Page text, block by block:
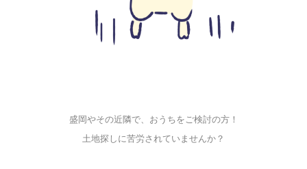
盛岡やその近隣で、おうちをご検討の方！
土地探しに苦労されていませんか？